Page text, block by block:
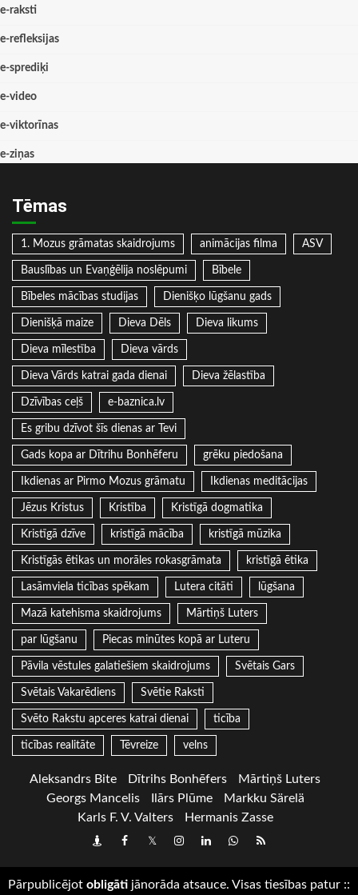
e-raksti
e-refleksijas
e-sprediķi
e-video
e-viktorīnas
e-ziņas
Tēmas
1. Mozus grāmatas skaidrojums animācijas filma ASV
Bauslības un Evaņģēlija noslēpumi Bībele
Bībeles mācības studijas Dienišķo lūgšanu gads
Dienišķā maize Dieva Dēls Dieva likums
Dieva mīlestība Dieva vārds
Dieva Vārds katrai gada dienai Dieva žēlastība
Dzīvības ceļš e-baznica.lv
Es gribu dzīvot šīs dienas ar Tevi
Gads kopa ar Dītrihu Bonhēferu grēku piedošana
Ikdienas ar Pirmo Mozus grāmatu Ikdienas meditācijas
Jēzus Kristus Kristība Kristīgā dogmatika
Kristīgā dzīve kristīgā mācība kristīgā mūzika
Kristīgās ētikas un morāles rokasgrāmata kristīgā ētika
Lasāmviela ticības spēkam Lutera citāti lūgšana
Mazā katehisma skaidrojums Mārtiņš Luters
par lūgšanu Piecas minūtes kopā ar Luteru
Pāvila vēstules galatiešiem skaidrojums Svētais Gars
Svētais Vakarēdiens Svētie Raksti
Svēto Rakstu apceres katrai dienai ticība
ticības realitāte Tēvreize velns
Aleksandrs Bite Dītrihs Bonhēfers
Mārtiņš Luters
Georgs Mancelis
Ilārs Plūme
Markku Särelä
Karls F. V. Valters
Hermanis Zasse
DraugiemFacebook
TwitterInstagram
LinkedInwhatsapp
RSS
Pārpublicējot obligāti jānorāda atsauce. Visas tiesības patur ::